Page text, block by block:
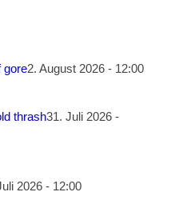
gore2. August 2026 - 12:00
thrash31. Juli 2026 -
2026 - 12:00